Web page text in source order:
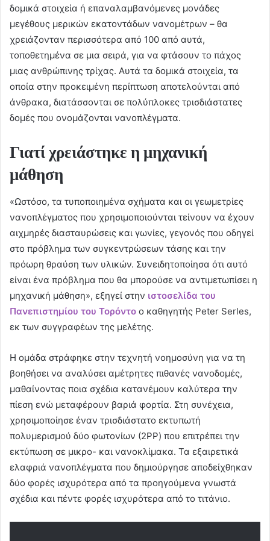
δομικά στοιχεία ή επαναλαμβανόμενες μονάδες
μεγέθους μερικών εκατοντάδων νανομέτρων – θα
χρειάζονταν περισσότερα από 100 από αυτά,
τοποθετημένα σε μια σειρά, για να φτάσουν το πάχος
μιας ανθρώπινης τρίχας. Αυτά τα δομικά στοιχεία, τα
οποία στην προκειμένη περίπτωση αποτελούνται από
άνθρακα, διατάσσονται σε πολύπλοκες τρισδιάστατες
δομές που ονομάζονται νανοπλέγματα.
Γιατί χρειάστηκε η μηχανική
μάθηση
«Ωστόσο, τα τυποποιημένα σχήματα και οι γεωμετρίες
νανοπλέγματος που χρησιμοποιούνται τείνουν να έχουν
αιχμηρές διασταυρώσεις και γωνίες, γεγονός που οδηγεί
στο πρόβλημα των συγκεντρώσεων τάσης και την
πρόωρη θραύση των υλικών. Συνειδητοποίησα ότι αυτό
είναι ένα πρόβλημα που θα μπορούσε να αντιμετωπίσει η
μηχανική μάθηση», εξηγεί στην ιστοσελίδα του
Πανεπιστημίου του Τορόντο ο καθηγητής Peter Serles,
εκ των συγγραφέων της μελέτης.
Η ομάδα στράφηκε στην τεχνητή νοημοσύνη για να τη
βοηθήσει να αναλύσει αμέτρητες πιθανές νανοδομές,
μαθαίνοντας ποια σχέδια κατανέμουν καλύτερα την
πίεση ενώ μεταφέρουν βαριά φορτία. Στη συνέχεια,
χρησιμοποίησε έναν τρισδιάστατο εκτυπωτή
πολυμερισμού δύο φωτονίων (2PP) που επιτρέπει την
εκτύπωση σε μικρο- και νανοκλίμακα. Τα εξαιρετικά
ελαφριά νανοπλέγματα που δημιούργησε αποδείχθηκαν
δύο φορές ισχυρότερα από τα προηγούμενα γνωστά
σχέδια και πέντε φορές ισχυρότερα από το τιτάνιο.